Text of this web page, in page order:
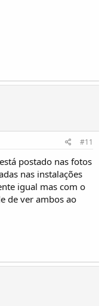
#11
postado nas fotos
nas instalações
igual mas com o
de ver ambos ao